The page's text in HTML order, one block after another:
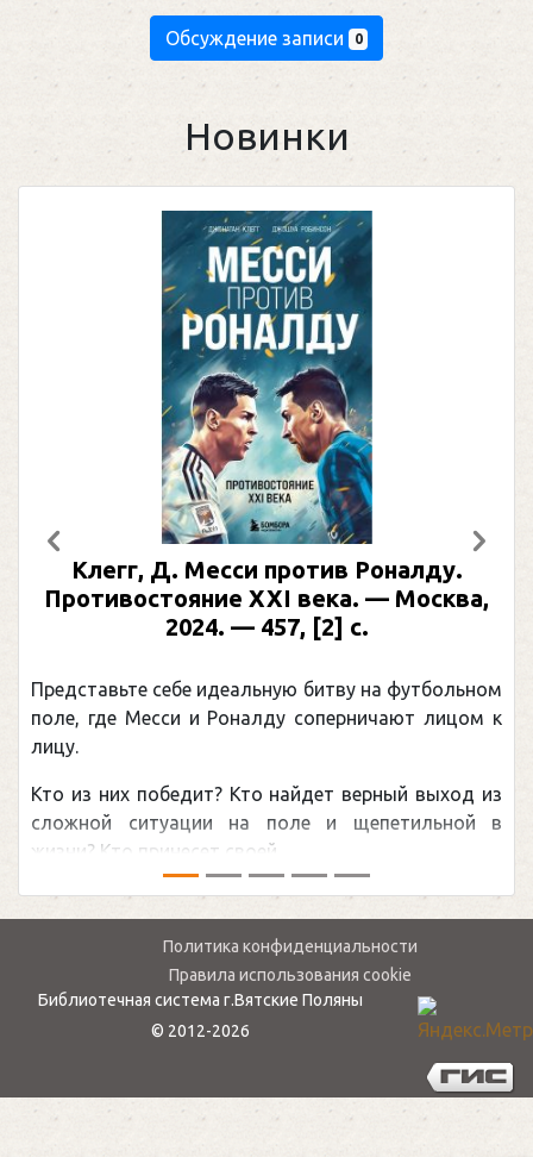
Обсуждение записи 0
Новинки
Клегг, Д. Месси против Роналду.
Противостояние XXI века. — Москва,
2024. — 457, [2] с.
Представьте себе идеальную битву на футбольном
поле, где Месси и Роналду соперничают лицом к
лицу.
Кто из них победит? Кто найдет верный выход из
сложной ситуации на поле и щепетильной в
жизни? Кто принесет своей ...
Предыдущий
Политика конфиденциальности
Правила использования cookie
Библиотечная система г.Вятские Поляны
© 2012-2026